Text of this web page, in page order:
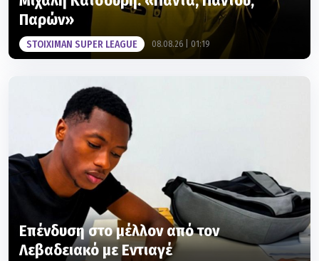
STOIXIMAN SUPER LEAGUE 08.08.26 | 01:19
Επένδυση στο μέλλον από τον
Λεβαδειακό με Εντιαγέ
STOIXIMAN SUPER LEAGUE 08.08.26 | 00:48